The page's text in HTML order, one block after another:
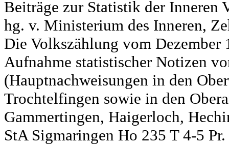
Beiträge zur Statistik der Inneren
hg. v. Ministerium des Inneren,
Die Volkszählung vom
Aufnahme statistischer Notizen
(Hauptnachweisungen in den
Trochtelfingen sowie in den
Gammertingen, Haigerloch,
StA Sigmaringen Ho 235 T 4-5